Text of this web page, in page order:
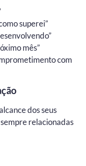
superei”
mês”
com
dos seus
relacionadas